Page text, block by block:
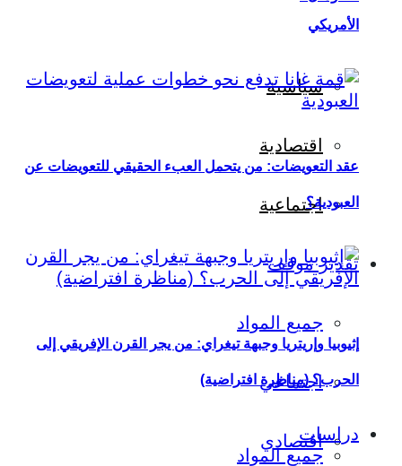
سياسية
اقتصادية
اجتماعية
تقدير موقف
جميع المواد
اجتماعي
اقتصادي
الأمريكي
عقد التعويضات: من يتحمل العبء الحقيقي للتعويضات عن
العبودية؟
إثيوبيا وإريتريا وجبهة تيغراي: من يجر القرن الإفريقي إلى
الحرب؟ (مناظرة افتراضية)
دراسات
جميع المواد